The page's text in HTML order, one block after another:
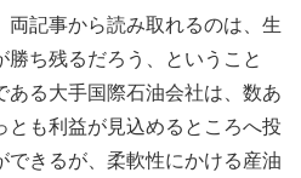
両記事から読み取れるのは、生
ち残るだろう、ということ
ある大手国際石油会社は、数あ
とも利益が見込めるところへ投
できるが、柔軟性にかける産油